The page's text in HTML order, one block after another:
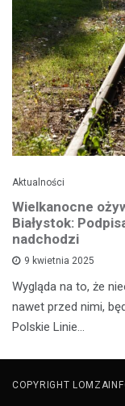
Aktualności
Wielkanocne
Białystok:
nadchodzi
9 kwietnia 2025
Wygląda na to, że
nawet przed nimi,
Polskie Linie…
COPYRIGHT